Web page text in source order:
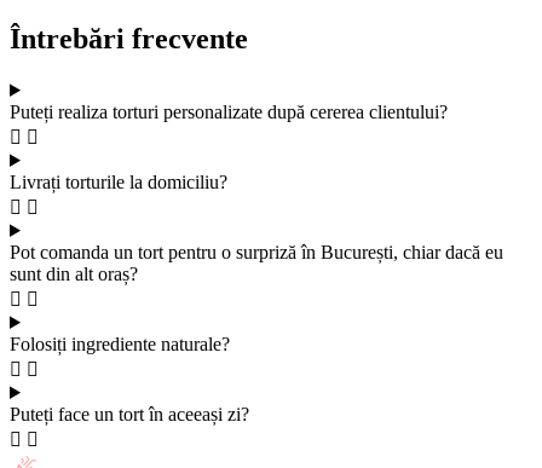
Întrebări frecvente
Puteți realiza torturi personalizate după cererea clientului?
Livrați torturile la domiciliu?
Pot comanda un tort pentru o surpriză în București, chiar dacă eu
sunt din alt oraș?
Folosiți ingrediente naturale?
Puteți face un tort în aceeași zi?